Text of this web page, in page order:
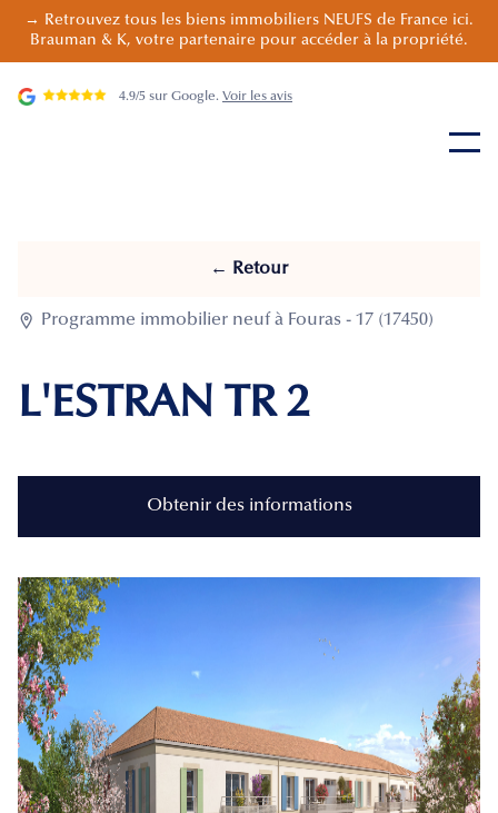
→ Retrouvez tous les biens immobiliers NEUFS de France ici.
Brauman & K, votre partenaire pour accéder à la propriété.
4.9/5 sur Google. Voir les avis
← Retour
 Programme immobilier neuf à Fouras - 17 (17450)
L'ESTRAN TR 2
Obtenir des informations